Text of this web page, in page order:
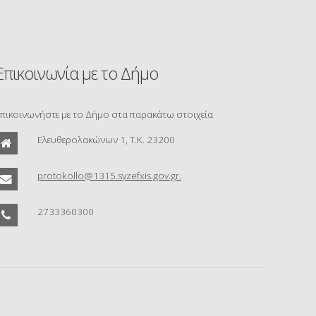
με το Δήμο
με το Δήμο στα παρακάτω στοιχεία
Ελευθερολακώνων 1, Τ.Κ. 23200
protokollo@1315.syzefxis.gov.gr.
2733360300